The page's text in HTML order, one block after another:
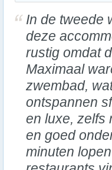
In de tweede
deze
rustig omdat
Maximaal
zwembad,
ontspannen
en luxe, zelfs
en goed
minuten